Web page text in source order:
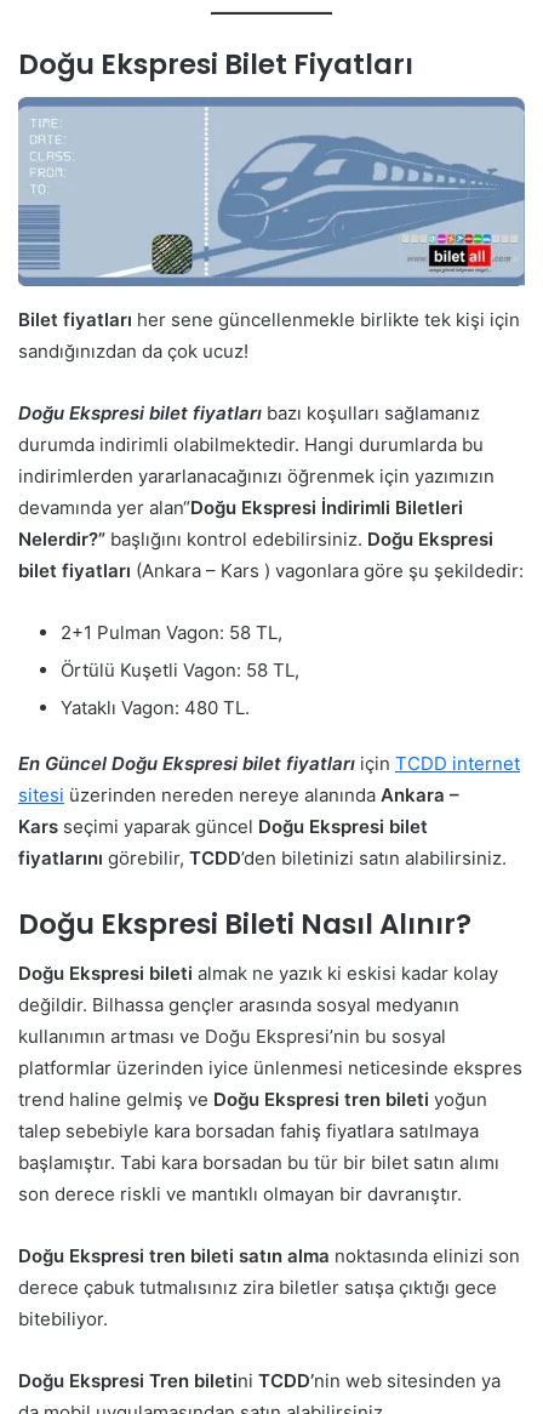
Doğu Ekspresi Bilet Fiyatları
Bilet fiyatları her sene güncellenmekle birlikte tek kişi için
sandığınızdan da çok ucuz!
Doğu Ekspresi bilet fiyatları bazı koşulları sağlamanız
durumda indirimli olabilmektedir. Hangi durumlarda bu
indirimlerden yararlanacağınızı öğrenmek için yazımızın
devamında yer alan“Doğu Ekspresi İndirimli Biletleri
Nelerdir?” başlığını kontrol edebilirsiniz. Doğu Ekspresi
bilet fiyatları (Ankara – Kars ) vagonlara göre şu şekildedir:
2+1 Pulman Vagon: 58 TL,
Örtülü Kuşetli Vagon: 58 TL,
Yataklı Vagon: 480 TL.
En Güncel Doğu Ekspresi bilet fiyatları için TCDD internet
sitesi üzerinden nereden nereye alanında Ankara –
Kars seçimi yaparak güncel Doğu Ekspresi bilet
fiyatlarını görebilir, TCDD’den biletinizi satın alabilirsiniz.
Doğu Ekspresi Bileti Nasıl Alınır?
Doğu Ekspresi bileti almak ne yazık ki eskisi kadar kolay
değildir. Bilhassa gençler arasında sosyal medyanın
kullanımın artması ve Doğu Ekspresi’nin bu sosyal
platformlar üzerinden iyice ünlenmesi neticesinde ekspres
trend haline gelmiş ve Doğu Ekspresi tren bileti yoğun
talep sebebiyle kara borsadan fahiş fiyatlara satılmaya
başlamıştır. Tabi kara borsadan bu tür bir bilet satın alımı
son derece riskli ve mantıklı olmayan bir davranıştır.
Doğu Ekspresi tren bileti satın alma noktasında elinizi son
derece çabuk tutmalısınız zira biletler satışa çıktığı gece
bitebiliyor.
Doğu Ekspresi Tren biletini TCDD’nin web sitesinden ya